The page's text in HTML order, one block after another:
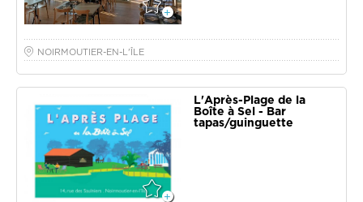
NOIRMOUTIER-EN-L'ÎLE
L'Après-Plage de la
Boîte à Sel - Bar
tapas/guinguette